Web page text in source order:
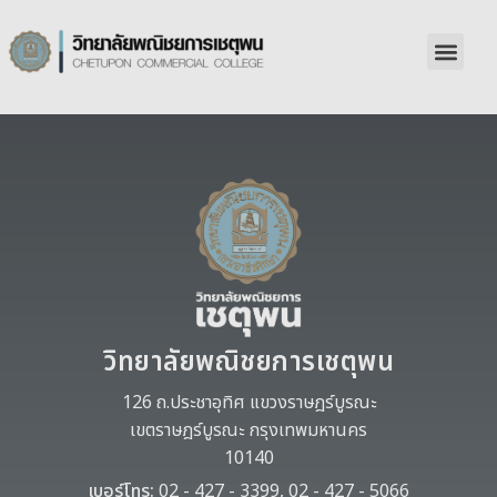
วิทยาลัยพณิชยการเชตุพน
126 ถ.ประชาอุทิศ แขวงราษฎร์บูรณะ
เขตราษฎร์บูรณะ กรุงเทพมหานคร
10140
เบอร์โทร: 02 - 427 - 3399, 02 - 427 - 5066